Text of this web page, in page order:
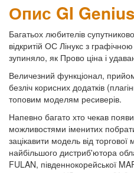
Опис GI
Багатьох любителів
відкритій ОС Лінукс з
зупиняло, як Прово ціна і
Величезний функціонал,
безліч корисних додатків
топовим моделям ресиверів.
Напевно багато хто чекав
можливостями іменитих
зацікавити модель від
найбільшого дистриб'ютора
FULAN, південнокорейської